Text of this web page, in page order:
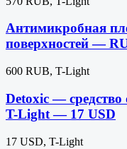
Антимикробная
поверхностей —
600 RUB, T-Light
Detoxic —
T-Light — 17 USD
17 USD, T-Light